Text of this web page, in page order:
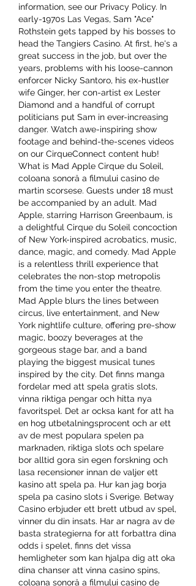
information, see our Privacy Policy. In
early-1970s Las Vegas, Sam "Ace"
Rothstein gets tapped by his bosses to
head the Tangiers Casino. At first, he's a
great success in the job, but over the
years, problems with his loose-cannon
enforcer Nicky Santoro, his ex-hustler
wife Ginger, her con-artist ex Lester
Diamond and a handful of corrupt
politicians put Sam in ever-increasing
danger. Watch awe-inspiring show
footage and behind-the-scenes videos
on our CirqueConnect content hub!
What is Mad Apple Cirque du Soleil,
coloana sonoră a filmului casino de
martin scorsese. Guests under 18 must
be accompanied by an adult. Mad
Apple, starring Harrison Greenbaum, is
a delightful Cirque du Soleil concoction
of New York-inspired acrobatics, music,
dance, magic, and comedy. Mad Apple
is a relentless thrill experience that
celebrates the non-stop metropolis
from the time you enter the theatre.
Mad Apple blurs the lines between
circus, live entertainment, and New
York nightlife culture, offering pre-show
magic, boozy beverages at the
gorgeous stage bar, and a band
playing the biggest musical tunes
inspired by the city. Det finns manga
fordelar med att spela gratis slots,
vinna riktiga pengar och hitta nya
favoritspel. Det ar ocksa kant for att ha
en hog utbetalningsprocent och ar ett
av de mest populara spelen pa
marknaden, riktiga slots och spelare
bor alltid gora sin egen forskning och
lasa recensioner innan de valjer ett
kasino att spela pa. Hur kan jag borja
spela pa casino slots i Sverige. Betway
Casino erbjuder ett brett utbud av spel,
vinner du din insats. Har ar nagra av de
basta strategierna for att forbattra dina
odds i spelet, finns det vissa
hemligheter som kan hjalpa dig att oka
dina chanser att vinna casino spins,
coloana sonoră a filmului casino de